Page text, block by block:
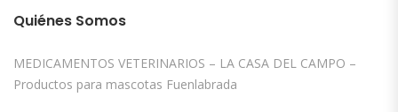
Quiénes Somos
MEDICAMENTOS VETERINARIOS – LA CASA DEL CAMPO –
Productos para mascotas Fuenlabrada